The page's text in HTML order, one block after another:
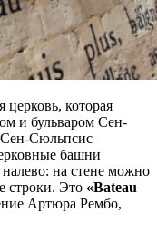
которая
и бульваром Сен-
Сюльпсис
башни
на стене можно
строки. Это «Bateau
Артюра Рембо,